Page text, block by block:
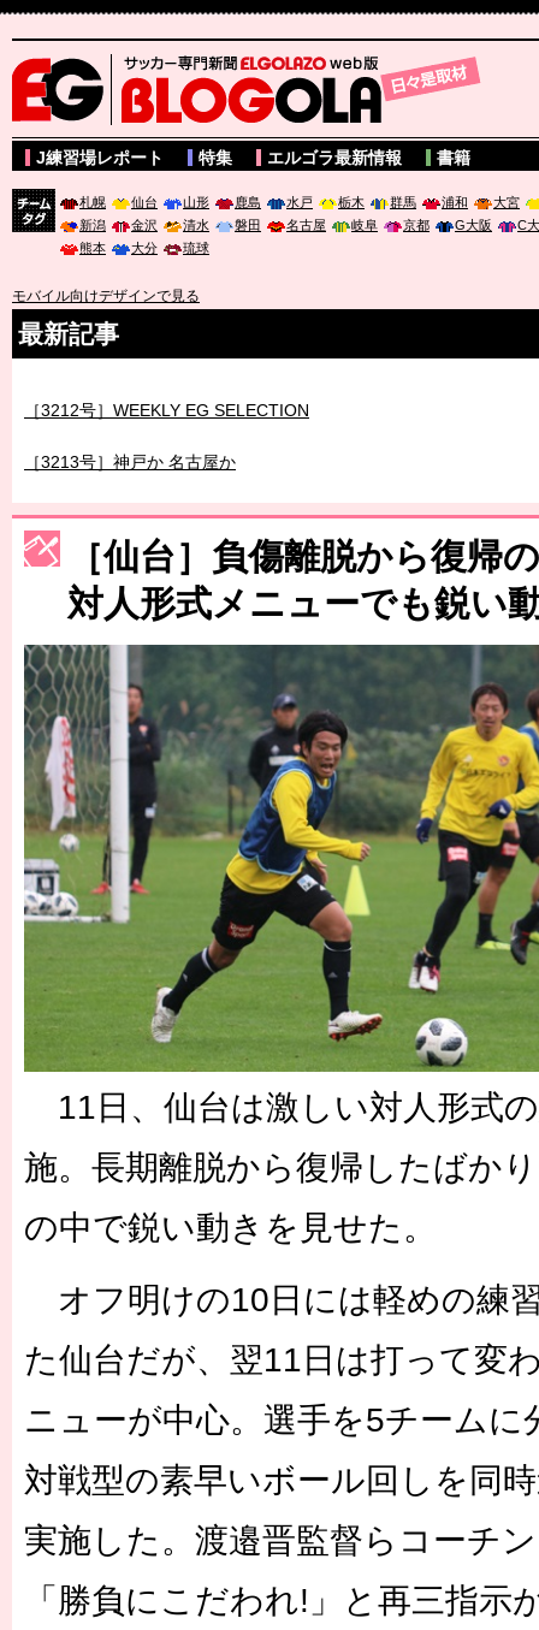
サッカー専門新聞ELGOLAZO web版 BLOGOLA
J練習場レポート 特集 エルゴラ最新情報 書籍
札幌 仙台 山形 鹿島 水戸 栃木 群馬 浦和
大宮
新潟
金沢 清水 磐田 名古屋 岐阜 京都 G大阪
C
熊本
大分 琉球
モバイル向けデザインで見る
最新記事
［3214号］WEST制覇
［3215号］WEEKLY EG SELECTION
［3216号］行く末占うラストワン
［3217号］最高の景色へ出国
［3218号］WEEKLY EG SELECTION
［3219号］特別な覇者へ 大逆転か連破か
［3220号］伝説の王者、黄金のシャーレ
［仙台］負傷離脱から復帰
対人形式メニューでも鋭い
11日、仙台は激しい対人形式
施。長期離脱から復帰したばか
の中で鋭い動きを見せた。
オフ明けの10日には軽めの練
た仙台だが、翌11日は打って変
ニューが中心。選手を5チーム
対戦型の素早いボール回しを同
実施した。渡邉晋監督らコーチ
「勝負にこだわれ!」と再三指示